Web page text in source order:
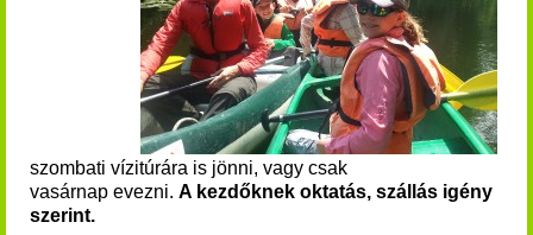
szombati vízitúrára is jönni, vagy csak
vasárnap evezni. A kezdőknek oktatás, szállás igény
szerint.